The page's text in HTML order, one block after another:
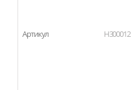
Артикул H300012